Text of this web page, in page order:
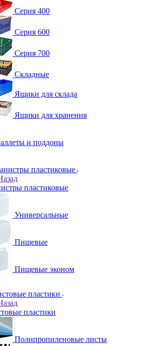
Серия 400
Серия 600
Серия 700
Складные
Ящики для склада
Ящики для хранения
и поддоны
пластиковые
пластиковые
Универсальные
Пищевые
Пищевые эконом
пластики
пластики
Полипропиленовые листы